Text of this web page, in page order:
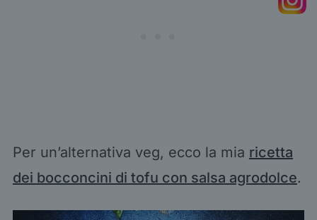
Per un’alternativa veg, ecco la mia ricetta
dei bocconcini di tofu con salsa agrodolce.